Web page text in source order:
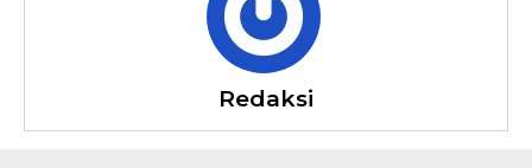
Redaksi